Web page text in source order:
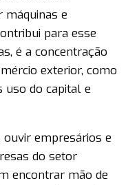
máquinas e
para esse
é a concentração
exterior, como
uso do capital e
empresários e
do setor
encontrar mão de